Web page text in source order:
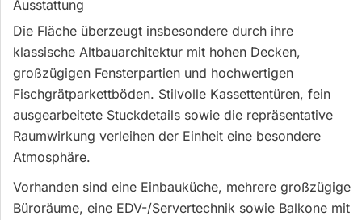
Ausstattung
Die Fläche überzeugt insbesondere durch ihre
klassische Altbauarchitektur mit hohen Decken,
großzügigen Fensterpartien und hochwertigen
Fischgrätparkettböden. Stilvolle Kassettentüren, fein
ausgearbeitete Stuckdetails sowie die repräsentative
Raumwirkung verleihen der Einheit eine besondere
Atmosphäre.
Vorhanden sind eine Einbauküche, mehrere großzügige
Büroräume, eine EDV-/Servertechnik sowie Balkone mit